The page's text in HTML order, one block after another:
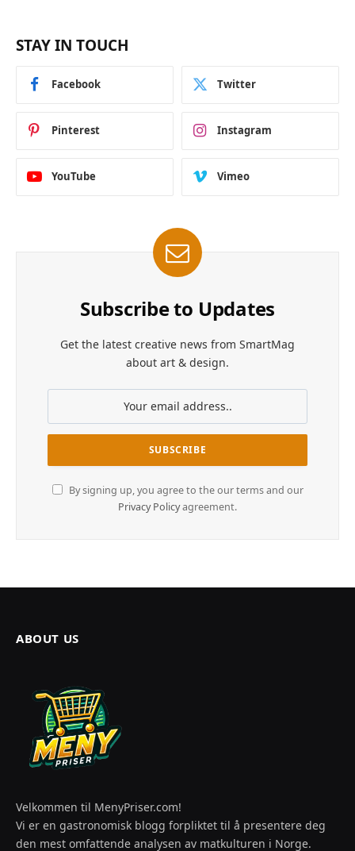
STAY IN TOUCH
Facebook Twitter
Pinterest Instagram
YouTube Vimeo
Subscribe to Updates
Get the latest creative news from SmartMag
about art & design.
By signing up, you agree to the our terms and our
Privacy Policyagreement.
ABOUT US
Velkommen til MenyPriser.com!
Vi er en gastronomisk blogg forpliktet til å presentere deg
den mest omfattende analysen av matkulturen i Norge.